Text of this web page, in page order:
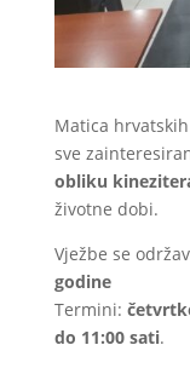
Matica
sve
obliku
životne dobi.
Vježbe se
godine
Termini:
do 11:00 sati.